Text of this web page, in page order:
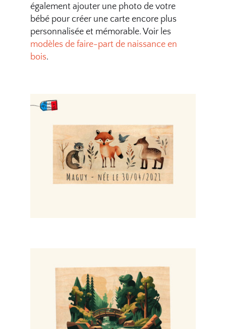
également ajouter une photo de votre
bébé pour créer une carte encore plus
personnalisée et mémorable. Voir les
modèles de faire-part de naissance en
bois.